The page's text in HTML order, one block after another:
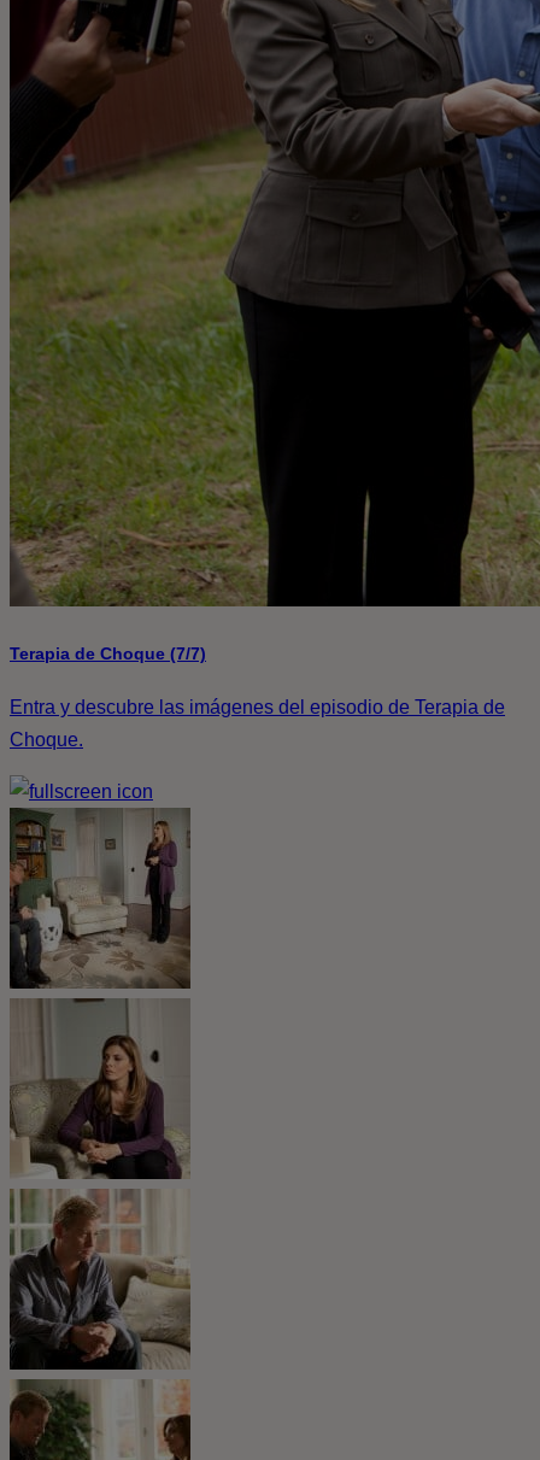
Terapia de Choque (7/7)
Entra y descubre las imágenes del episodio de Terapia de
Choque.